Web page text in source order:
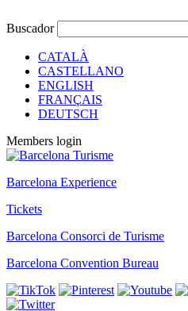
Buscador
CATALÀ
CASTELLANO
ENGLISH
FRANÇAIS
DEUTSCH
Members login
Barcelona Experience
Tickets
Barcelona Consorci de Turisme
Barcelona Convention Bureau